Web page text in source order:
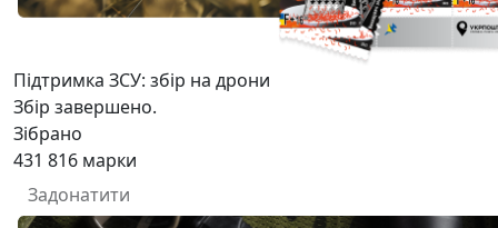
Підтримка ЗСУ: збір на дрони
Збір завершено.
Зібрано
431 816 марки
Задонатити